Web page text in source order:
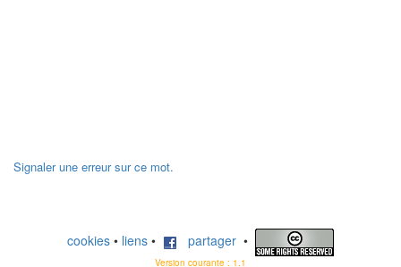
Signaler une erreur sur ce mot.
cookies • liens • partager •
Version courante : 1.1